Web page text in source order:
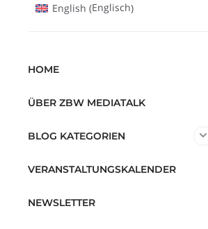
English (Englisch)
HOME
ÜBER ZBW MEDIATALK
BLOG KATEGORIEN
VERANSTALTUNGSKALENDER
NEWSLETTER